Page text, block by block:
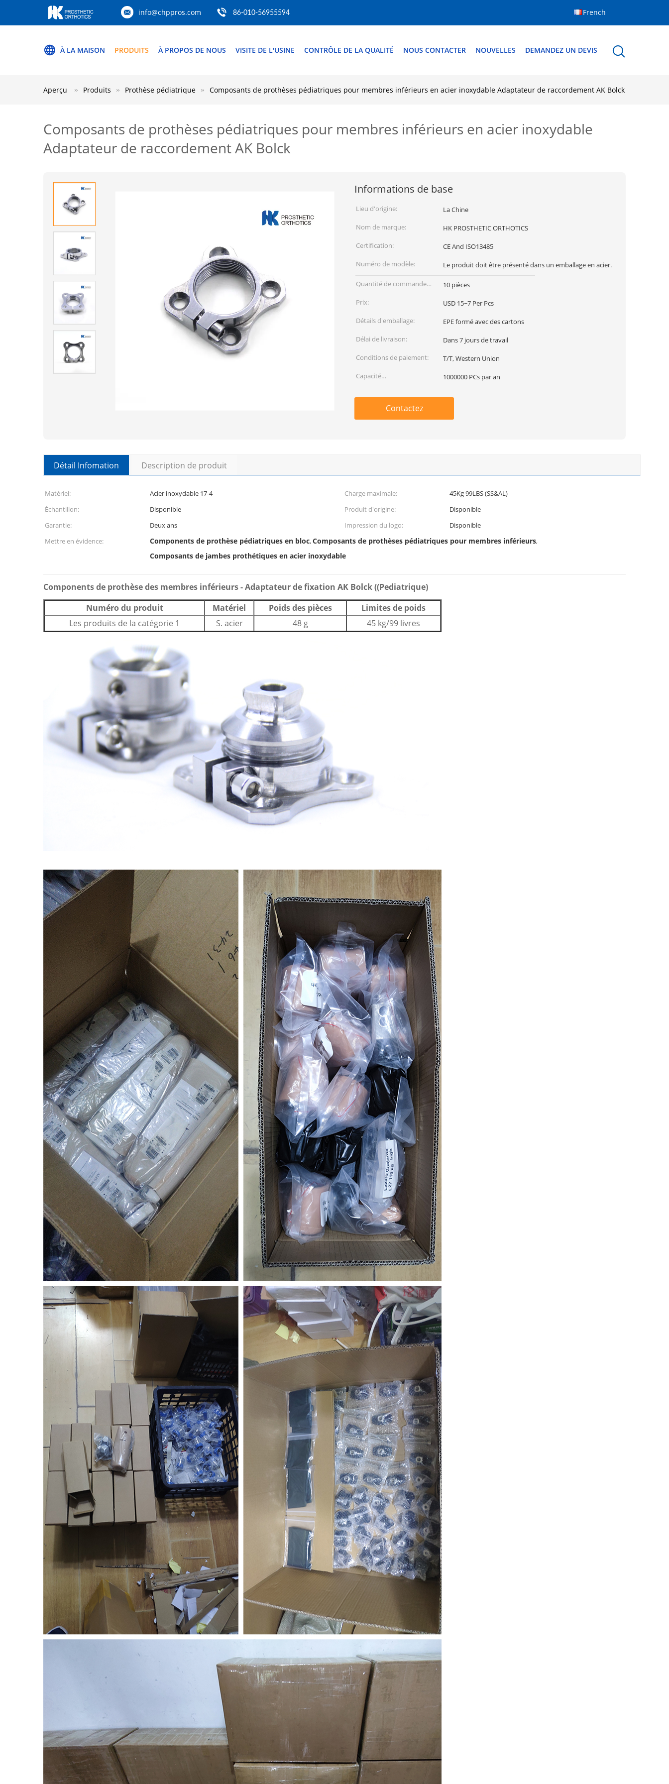
info@chppros.com 86-010-56955594 French
À LA MAISON PRODUITS À PROPOS DE NOUS VISITE DE L'USINE CONTRÔLE DE LA QUALITÉ NOUS CONTACTER NOUVELLES DEMANDEZ UN DEVIS
Aperçu Produits Prothèse pédiatrique Composants de prothèses pédiatriques pour membres inférieurs en acier inoxydable Adaptateur de raccordement AK Bolck
Composants de prothèses pédiatriques pour membres inférieurs en acier inoxydable
Adaptateur de raccordement AK Bolck
Informations de base
Lieu d'origine:
La Chine
Nom de marque:
HK PROSTHETIC ORTHOTICS
Certification:
CE And ISO13485
Numéro de modèle:
Le produit doit être présenté dans un emballage en acier.
Quantité de commande
min:
10 pièces
Prix:
USD 15~7 Per Pcs
Détails d'emballage:
EPE formé avec des cartons
Délai de livraison:
Dans 7 jours de travail
Conditions de paiement:
T/T, Western Union
Capacité
1000000 PCs par an
Contactez
Détail Infomation Description de produit
Matériel: Acier inoxydable 17-4 Charge maximale:
45Kg 99LBS (SS&AL)
Échantillon:
Disponible Produit d'origine:
Disponible
Garantie:
Deux ans Impression du logo:
Disponible
Mettre en évidence:
Components de prothèse pédiatriques en bloc,Composants de prothèses pédiatriques pour membres inférieurs,
Composants de jambes prothétiques en acier inoxydable
Components de prothèse des membres inférieurs - Adaptateur de fixation AK Bolck ((Pediatrique)
Numéro du produit
Matériel Poids des pièces
Limites de poids
Les produits de la catégorie 1
S. acier 48 g 45 kg/99 livres